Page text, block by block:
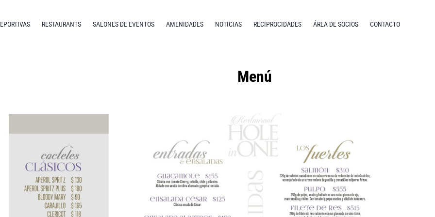
RESTAURANTS SALONES DE EVENTOS AMENIDADES NOTICIAS RECIPROCIDADES ÁREA DE SOCIOS CONTACTO
Menú